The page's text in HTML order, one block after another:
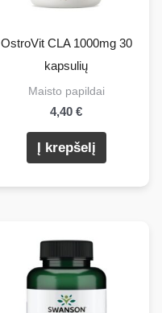
OstroVit CLA 1000mg 30
kapsulių
Maisto papildai
4,40€
Į krepšelį